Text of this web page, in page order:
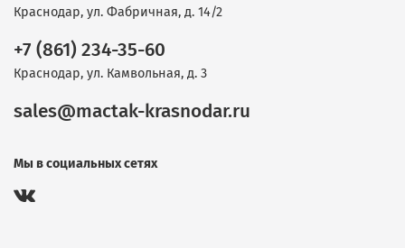
Краснодар, ул. Фабричная, д. 14/2
+7 (861) 234-35-60
Краснодар, ул. Камвольная, д. 3
sales@mactak-krasnodar.ru
Мы в социальных сетях